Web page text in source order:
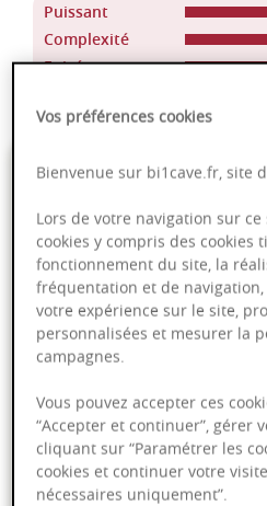
Puissant
Complexité
Epicé
75cl- soit
PRODUIT
Coup de Cœur
Vos préférences cookies
Bienvenue sur bi1cave.fr, site
Lors de votre navigation sur
cookies y compris des cookies
fonctionnement du site, la
fréquentation et de
votre expérience sur le site,
personnalisées et mesurer la
campagnes.
Vous pouvez accepter ces
“Accepter et continuer”, gérer
cliquant sur “Paramétrer les
cookies et continuer votre
nécessaires uniquement”.